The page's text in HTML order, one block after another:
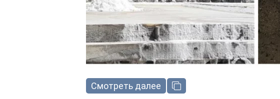
Смотреть далее